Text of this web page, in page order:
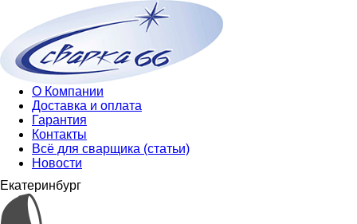
О Компании
Доставка и оплата
Гарантия
Контакты
Всё для сварщика (статьи)
Новости
Екатеринбург